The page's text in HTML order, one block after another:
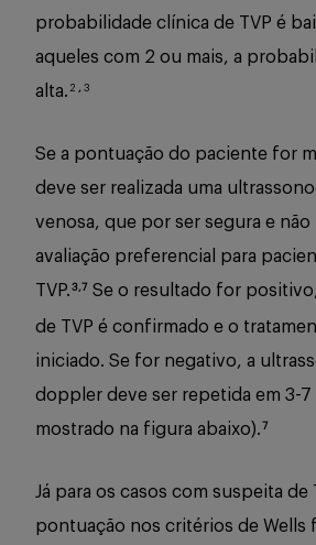
probabilidade clínica de TVP é
aqueles com 2 ou mais, a
alta. 2 , 3
Se a pontuação do paciente for
deve ser realizada uma
venosa, que por ser segura e não
avaliação preferencial para
TVP. 3,7 Se o resultado for
de TVP é confirmado e o
iniciado. Se for negativo, a
doppler deve ser repetida em 3-7
mostrado na figura abaixo). 7
Já para os casos com suspeita de
pontuação nos critérios de Wells